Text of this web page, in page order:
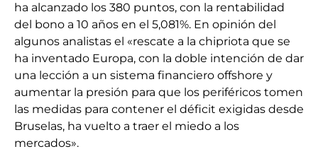
ha alcanzado los 380 puntos, con la rentabilidad
del bono a 10 años en el 5,081%. En opinión del
algunos analistas el «rescate a la chipriota que se
ha inventado Europa, con la doble intención de dar
una lección a un sistema financiero offshore y
aumentar la presión para que los periféricos tomen
las medidas para contener el déficit exigidas desde
Bruselas, ha vuelto a traer el miedo a los
mercados».